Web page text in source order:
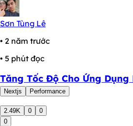
Sơn Tùng Lê
• 2 năm trước
• 5 phút đọc
Tăng Tốc Độ Cho Ứng Dụng
Nextjs Performance
2.49K 0
0
0